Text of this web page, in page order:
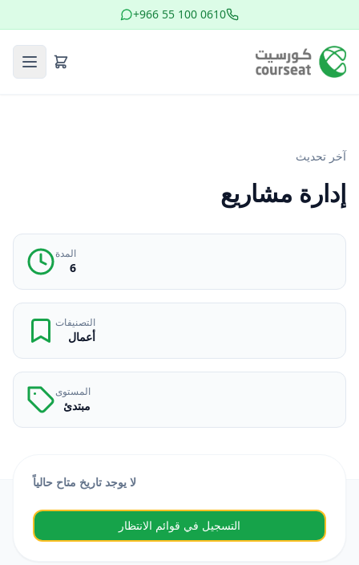
+966 55 100 0610
آخر تحديث
إدارة مشاريع
المدة
6
التصنيفات
أعمال
المستوى
مبتدئ
لا يوجد تاريخ متاح حالياً
التسجيل في قوائم الانتظار